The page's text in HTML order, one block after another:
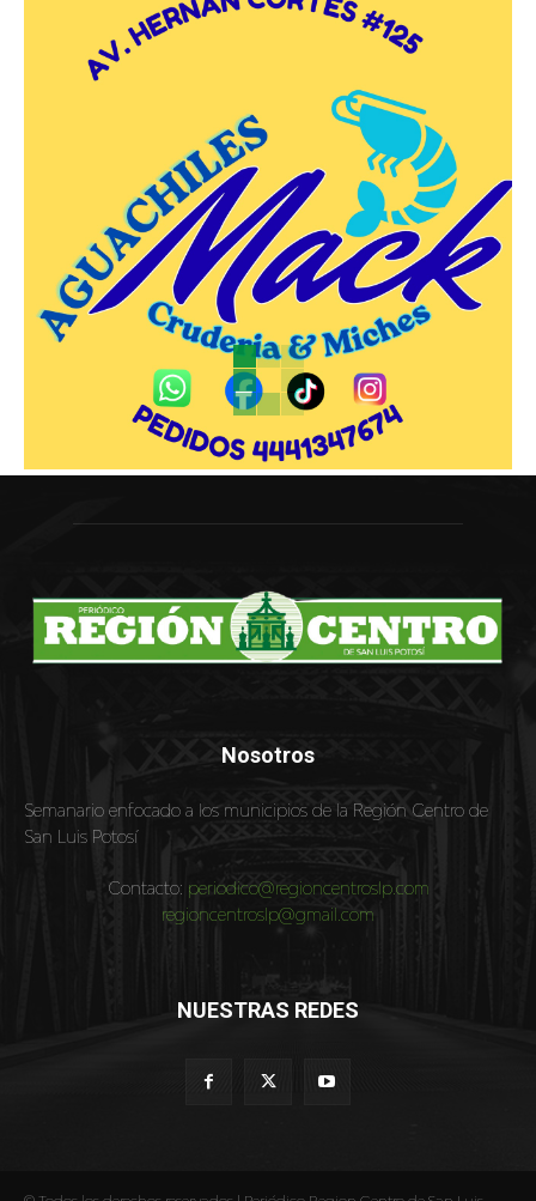
Nosotros
Semanario enfocado a los municipios de la Región Centro de
San Luis Potosí
Contacto: periodico@regioncentroslp.com
regioncentroslp@gmail.com
NUESTRAS REDES